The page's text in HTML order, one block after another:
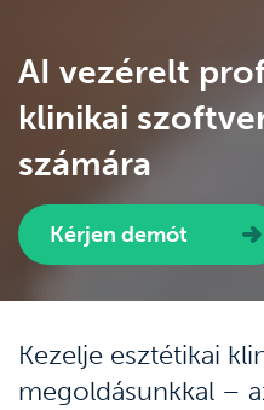
AI vezérelt
klinikai
számára
Kérjen demót
Kezelje esztétikai
megoldásunkkal –